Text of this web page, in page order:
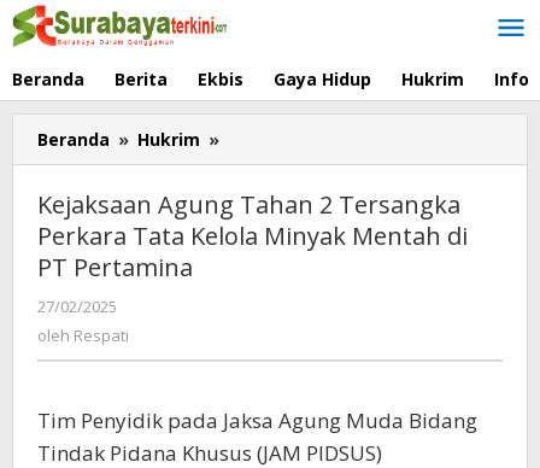
Lewati
ke
Beranda Berita Ekbis Gaya Hidup Hukrim Info
Beranda » Hukrim »
Agung
Tahan
2
Tersangka
Mentah
PT
Pertamina
Kejaksaan Agung Tahan 2 Tersangka
Perkara Tata Kelola Minyak Mentah di
PT Pertamina
27/02/2025
oleh Respati
Tim Penyidik pada Jaksa Agung Muda Bidang
Tindak Pidana Khusus (JAM PIDSUS)